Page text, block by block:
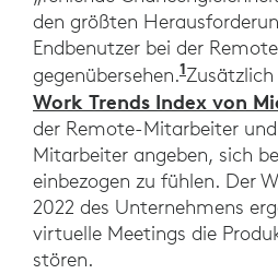
den größten
Endbenutzer bei der
gegenübersehen.1
Work Trends Index von
der Remote-Mitarbeiter
Mitarbeiter angeben, sich
einbezogen zu fühlen. Der
2022 des Unternehmens
virtuelle Meetings die
stören.